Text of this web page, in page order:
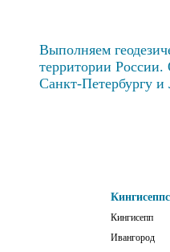
Выполняем
территории
Санкт-Петербургу и
Кингисепп
Ивангород